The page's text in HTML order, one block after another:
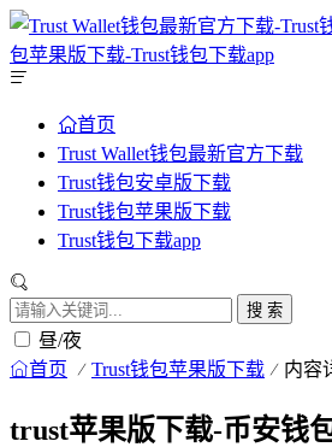
首页
Trust Wallet钱包最新官方下载
Trust钱包安卓版下载
Trust钱包苹果版下载
Trust钱包下载app
搜 索
昼/夜
首页 Trust钱包苹果版下载 内容
trust苹果版下载-币安钱